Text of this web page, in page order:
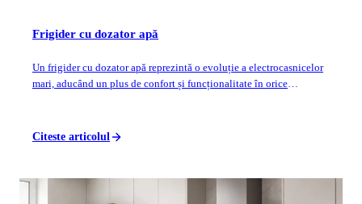
Frigider cu dozator apă
Un frigider cu dozator apă reprezintă o evoluție a electrocasnicelor
mari, aducând un plus de confort și funcționalitate în orice
Citeste articolul